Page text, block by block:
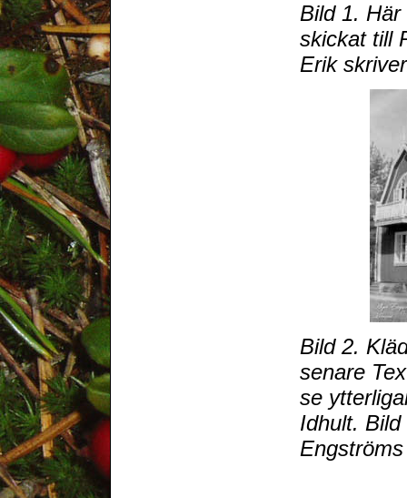
Bild 1.
skickat till
Erik
Bild 2.
senare
se
Idhult.